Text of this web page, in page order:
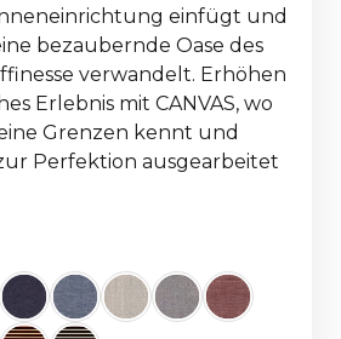
einfügt und
bezaubernde Oase des
verwandelt. Erhöhen
Erlebnis mit CANVAS, wo
Grenzen kennt und
Perfektion ausgearbeitet